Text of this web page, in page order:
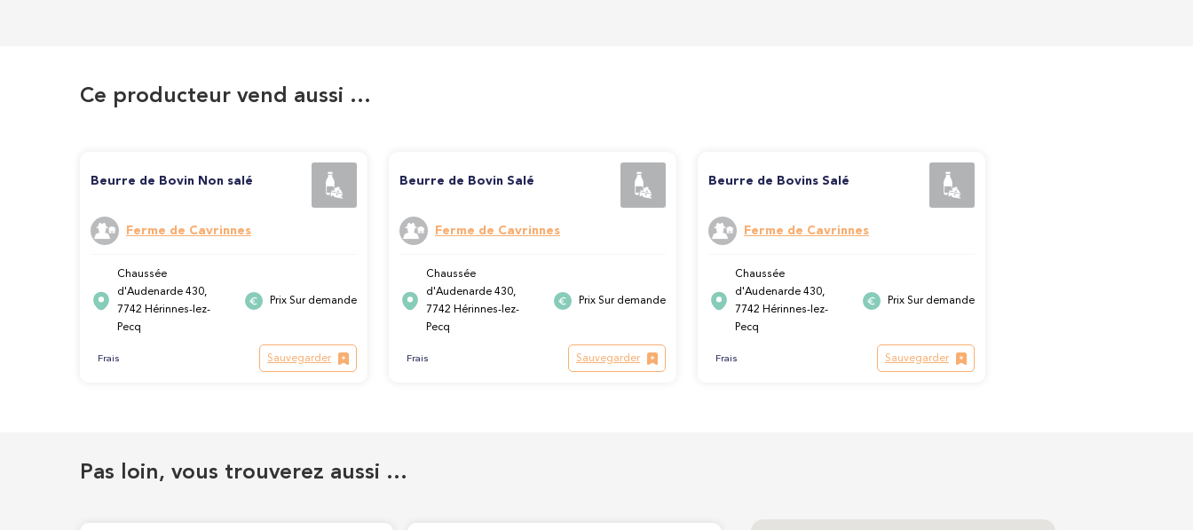
Ce producteur vend aussi …
Beurre de Bovin Non salé
Ferme de Cavrinnes
Chaussée
d'Audenarde 430,
7742 Hérinnes-lez-
Pecq
Prix Sur demande
Frais Sauvegarder
Beurre de Bovin Salé
Ferme de Cavrinnes
Chaussée
d'Audenarde 430,
7742 Hérinnes-lez-
Pecq
Prix Sur demande
Frais Sauvegarder
Beurre de Bovins Salé
Ferme de Cavrinnes
Chaussée
d'Audenarde 430,
7742 Hérinnes-lez-
Pecq
Prix Sur demande
Frais Sauvegarder
Pas loin, vous trouverez aussi …